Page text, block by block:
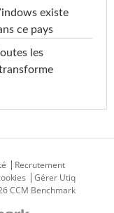
existe
ce pays
les
Recrutement
Gérer Utiq
CCM Benchmark